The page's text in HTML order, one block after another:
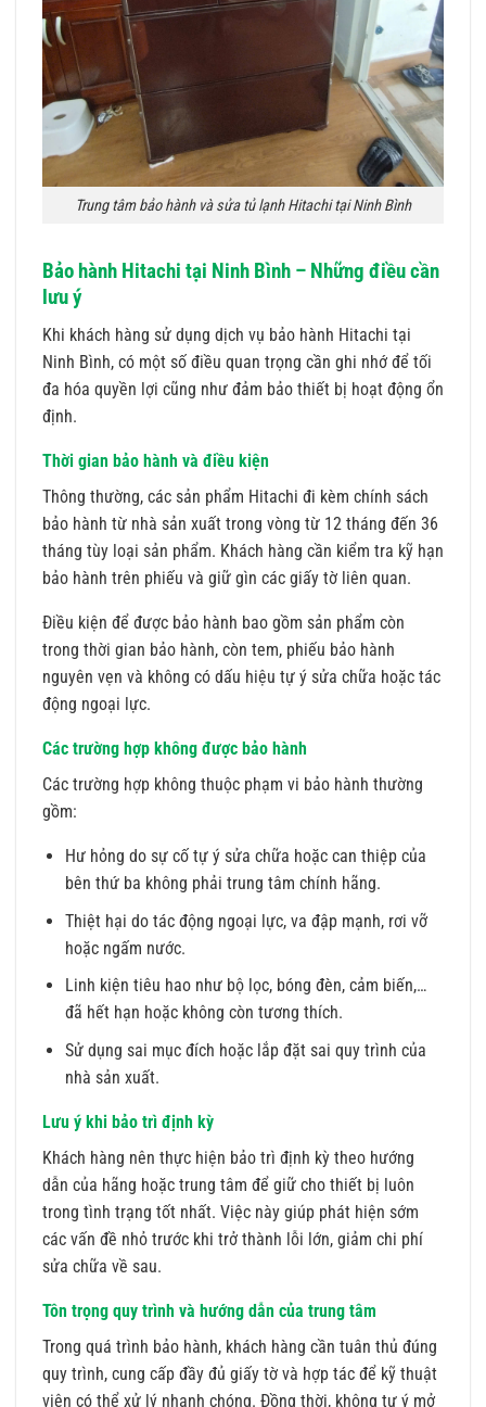
Trung tâm bảo hành và sửa tủ lạnh Hitachi tại Ninh Bình
Bảo hành Hitachi tại Ninh Bình – Những điều cần
lưu ý
Khi khách hàng sử dụng dịch vụ bảo hành Hitachi tại
Ninh Bình, có một số điều quan trọng cần ghi nhớ để tối
đa hóa quyền lợi cũng như đảm bảo thiết bị hoạt động ổn
định.
Thời gian bảo hành và điều kiện
Thông thường, các sản phẩm Hitachi đi kèm chính sách
bảo hành từ nhà sản xuất trong vòng từ 12 tháng đến 36
tháng tùy loại sản phẩm. Khách hàng cần kiểm tra kỹ hạn
bảo hành trên phiếu và giữ gìn các giấy tờ liên quan.
Điều kiện để được bảo hành bao gồm sản phẩm còn
trong thời gian bảo hành, còn tem, phiếu bảo hành
nguyên vẹn và không có dấu hiệu tự ý sửa chữa hoặc tác
động ngoại lực.
Các trường hợp không được bảo hành
Các trường hợp không thuộc phạm vi bảo hành thường
gồm:
Hư hỏng do sự cố tự ý sửa chữa hoặc can thiệp của
bên thứ ba không phải trung tâm chính hãng.
Thiệt hại do tác động ngoại lực, va đập mạnh, rơi vỡ
hoặc ngấm nước.
Linh kiện tiêu hao như bộ lọc, bóng đèn, cảm biến,…
đã hết hạn hoặc không còn tương thích.
Sử dụng sai mục đích hoặc lắp đặt sai quy trình của
nhà sản xuất.
Lưu ý khi bảo trì định kỳ
Khách hàng nên thực hiện bảo trì định kỳ theo hướng
dẫn của hãng hoặc trung tâm để giữ cho thiết bị luôn
trong tình trạng tốt nhất. Việc này giúp phát hiện sớm
các vấn đề nhỏ trước khi trở thành lỗi lớn, giảm chi phí
sửa chữa về sau.
Tôn trọng quy trình và hướng dẫn của trung tâm
Trong quá trình bảo hành, khách hàng cần tuân thủ đúng
quy trình, cung cấp đầy đủ giấy tờ và hợp tác để kỹ thuật
viên có thể xử lý nhanh chóng. Đồng thời, không tự ý mở